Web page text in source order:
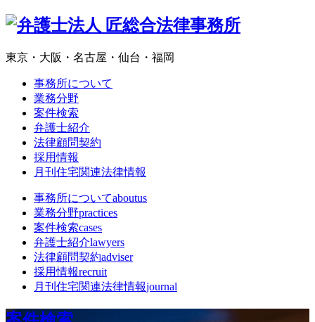
東京・大阪・名古屋・仙台・福岡
事務所について
業務分野
案件検索
弁護士紹介
法律顧問契約
採用情報
月刊住宅関連法律情報
事務所についてaboutus
業務分野practices
案件検索cases
弁護士紹介lawyers
法律顧問契約adviser
採用情報recruit
月刊住宅関連法律情報journal